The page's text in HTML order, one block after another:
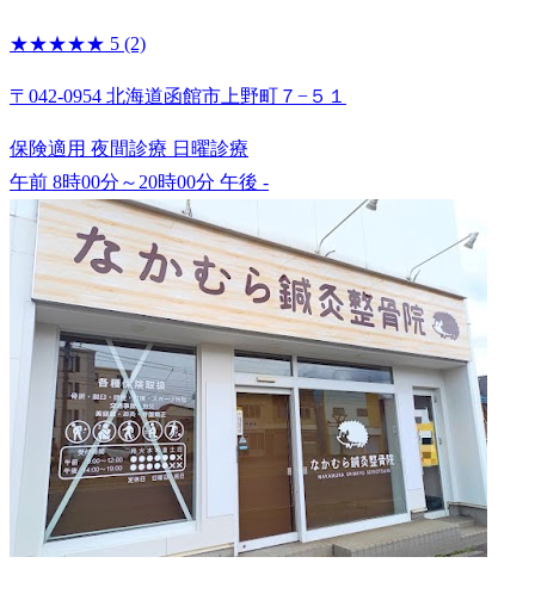
★★★★★ 5 (2)
〒042-0954 北海道函館市上野町７−５１
保険適用 夜間診療 日曜診療
午前 8時00分～20時00分 午後 -